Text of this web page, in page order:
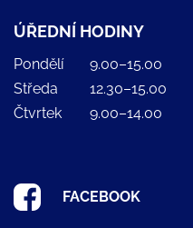
ÚŘEDNÍ HODINY
Pondělí
9.00–15.00
Středa
12.30–15.00
Čtvrtek
9.00–14.00
FACEBOOK